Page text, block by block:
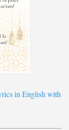
in English with